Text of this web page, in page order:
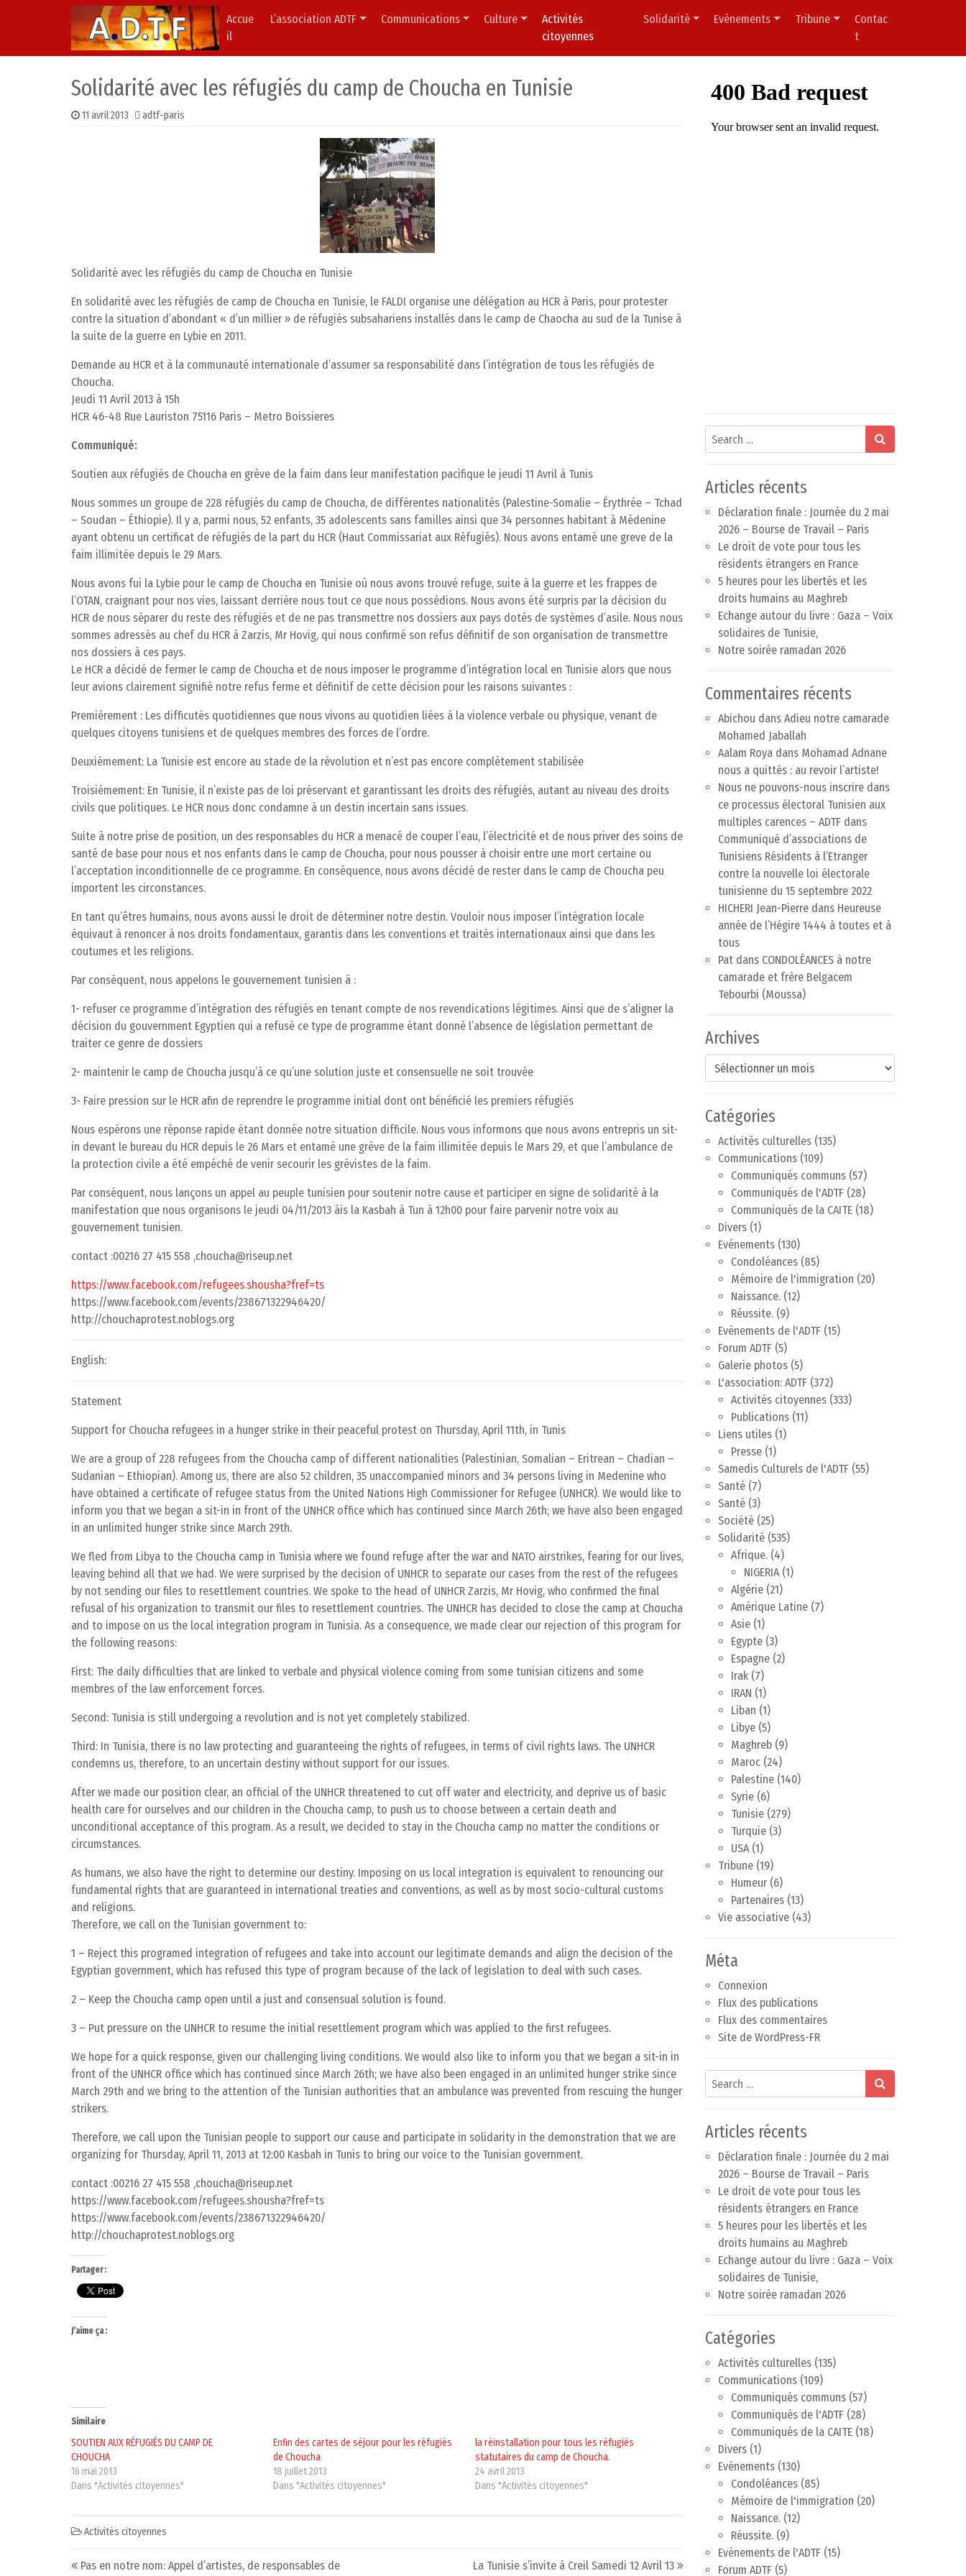
Skip to content
Main Navigation
Accue
il
L’association ADTF Communications Culture
Activités
citoyennes
Solidarité Evènements Tribune
Contac
t
Solidarité avec les réfugiés du camp de Choucha en Tunisie
11 avril 2013 adtf-paris
Solidarité avec les réfugiés du camp de Choucha en Tunisie
En solidarité avec les réfugiés de camp de Choucha en Tunisie, le FALDI organise une délégation au HCR à Paris, pour protester
contre la situation d’abondant « d’un millier » de réfugiés subsahariens installés dans le camp de Chaocha au sud de la Tunise à
la suite de la guerre en Lybie en 2011.
Demande au HCR et à la communauté internationale d’assumer sa responsabilité dans l’intégration de tous les réfugiés de
Choucha.
Jeudi 11 Avril 2013 à 15h
HCR 46-48 Rue Lauriston 75116 Paris – Metro Boissieres
Communiqué:
Soutien aux réfugiés de Choucha en grève de la faim dans leur manifestation pacifique le jeudi 11 Avril à Tunis
Nous sommes un groupe de 228 réfugiés du camp de Choucha, de différentes nationalités (Palestine-Somalie – Érythrée – Tchad
– Soudan – Éthiopie). Il y a, parmi nous, 52 enfants, 35 adolescents sans familles ainsi que 34 personnes habitant à Médenine
ayant obtenu un certificat de réfugiés de la part du HCR (Haut Commissariat aux Réfugiés). Nous avons entamé une greve de la
faim illimitée depuis le 29 Mars.
Nous avons fui la Lybie pour le camp de Choucha en Tunisie où nous avons trouvé refuge, suite à la guerre et les frappes de
l’OTAN, craignant pour nos vies, laissant derrière nous tout ce que nous possédions. Nous avons été surpris par la décision du
HCR de nous séparer du reste des réfugiés et de ne pas transmettre nos dossiers aux pays dotés de systèmes d’asile. Nous nous
sommes adressés au chef du HCR à Zarzis, Mr Hovig, qui nous confirmé son refus définitif de son organisation de transmettre
nos dossiers à ces pays.
Le HCR a décidé de fermer le camp de Choucha et de nous imposer le programme d’intégration local en Tunisie alors que nous
leur avions clairement signifié notre refus ferme et définitif de cette décision pour les raisons suivantes :
Premièrement : Les difficutés quotidiennes que nous vivons au quotidien liées à la violence verbale ou physique, venant de
quelques citoyens tunisiens et de quelques membres des forces de l’ordre.
Deuxièmement: La Tunisie est encore au stade de la révolution et n’est pas encore complètement stabilisée
Troisièmement: En Tunisie, il n’existe pas de loi préservant et garantissant les droits des réfugiés, autant au niveau des droits
civils que politiques. Le HCR nous donc condamne à un destin incertain sans issues.
Suite à notre prise de position, un des responsables du HCR a menacé de couper l’eau, l’électricité et de nous priver des soins de
santé de base pour nous et nos enfants dans le camp de Choucha, pour nous pousser à choisir entre une mort certaine ou
l’acceptation inconditionnelle de ce programme. En conséquence, nous avons décidé de rester dans le camp de Choucha peu
importent les circonstances.
En tant qu’êtres humains, nous avons aussi le droit de déterminer notre destin. Vouloir nous imposer l’intégration locale
équivaut à renoncer à nos droits fondamentaux, garantis dans les conventions et traités internationaux ainsi que dans les
coutumes et les religions.
Par conséquent, nous appelons le gouvernement tunisien à :
1- refuser ce programme d’intégration des réfugiés en tenant compte de nos revendications légitimes. Ainsi que de s’aligner la
décision du gouvernment Egyptien qui a refusé ce type de programme étant donné l’absence de législation permettant de
traiter ce genre de dossiers
2- maintenir le camp de Choucha jusqu’à ce qu’une solution juste et consensuelle ne soit trouvée
3- Faire pression sur le HCR afin de reprendre le programme initial dont ont bénéficié les premiers réfugiés
Nous espérons une réponse rapide étant donnée notre situation difficile. Nous vous informons que nous avons entrepris un sit-
in devant le bureau du HCR depuis le 26 Mars et entamé une grève de la faim illimitée depuis le Mars 29, et que l’ambulance de
la protection civile a été empéché de venir secourir les grévistes de la faim.
Par conséquent, nous lançons un appel au peuple tunisien pour soutenir notre cause et participer en signe de solidarité à la
manifestation que nous organisons le jeudi 04/11/2013 àis la Kasbah à Tun à 12h00 pour faire parvenir notre voix au
gouvernement tunisien.
contact :00216 27 415 558 ,choucha@riseup.net
https://www.facebook.com/refugees.shousha?fref=ts
https://www.facebook.com/events/238671322946420/
http://chouchaprotest.noblogs.org
English:
Statement
Support for Choucha refugees in a hunger strike in their peaceful protest on Thursday, April 11th, in Tunis
We are a group of 228 refugees from the Choucha camp of different nationalities (Palestinian, Somalian – Eritrean – Chadian –
Sudanian – Ethiopian). Among us, there are also 52 children, 35 unaccompanied minors and 34 persons living in Medenine who
have obtained a certificate of refugee status from the United Nations High Commissioner for Refugee (UNHCR). We would like to
inform you that we began a sit-in in front of the UNHCR office which has continued since March 26th; we have also been engaged
in an unlimited hunger strike since March 29th.
We fled from Libya to the Choucha camp in Tunisia where we found refuge after the war and NATO airstrikes, fearing for our lives,
leaving behind all that we had. We were surprised by the decision of UNHCR to separate our cases from the rest of the refugees
by not sending our files to resettlement countries. We spoke to the head of UNHCR Zarzis, Mr Hovig, who confirmed the final
refusal of his organization to transmit our files to resettlement countries. The UNHCR has decided to close the camp at Choucha
and to impose on us the local integration program in Tunisia. As a consequence, we made clear our rejection of this program for
the following reasons:
First: The daily difficulties that are linked to verbale and physical violence coming from some tunisian citizens and some
membres of the law enforcement forces.
Second: Tunisia is still undergoing a revolution and is not yet completely stabilized.
Third: In Tunisia, there is no law protecting and guaranteeing the rights of refugees, in terms of civil rights laws. The UNHCR
condemns us, therefore, to an uncertain destiny without support for our issues.
After we made our position clear, an official of the UNHCR threatened to cut off water and electricity, and deprive us of basic
health care for ourselves and our children in the Choucha camp, to push us to choose between a certain death and
unconditional acceptance of this program. As a result, we decided to stay in the Choucha camp no matter the conditions or
circumstances.
As humans, we also have the right to determine our destiny. Imposing on us local integration is equivalent to renouncing our
fundamental rights that are guaranteed in international treaties and conventions, as well as by most socio-cultural customs
and religions.
Therefore, we call on the Tunisian government to:
1 – Reject this programed integration of refugees and take into account our legitimate demands and align the decision of the
Egyptian government, which has refused this type of program because of the lack of legislation to deal with such cases.
2 – Keep the Choucha camp open until a just and consensual solution is found.
3 – Put pressure on the UNHCR to resume the initial resettlement program which was applied to the first refugees.
We hope for a quick response, given our challenging living conditions. We would also like to inform you that we began a sit-in in
front of the UNHCR office which has continued since March 26th; we have also been engaged in an unlimited hunger strike since
March 29th and we bring to the attention of the Tunisian authorities that an ambulance was prevented from rescuing the hunger
strikers.
Therefore, we call upon the Tunisian people to support our cause and participate in solidarity in the demonstration that we are
organizing for Thursday, April 11, 2013 at 12:00 Kasbah in Tunis to bring our voice to the Tunisian government.
contact :00216 27 415 558 ,choucha@riseup.net
https://www.facebook.com/refugees.shousha?fref=ts
https://www.facebook.com/events/238671322946420/
http://chouchaprotest.noblogs.org
Partager :
J’aime ça :
Similaire
SOUTIEN AUX RÉFUGIÉS DU CAMP DE
CHOUCHA
16 mai 2013
Dans "Activités citoyennes"
Enfin des cartes de séjour pour les réfugiés
de Choucha
18 juillet 2013
Dans "Activités citoyennes"
la réinstallation pour tous les réfugiés
statutaires du camp de Choucha.
24 avril 2013
Dans "Activités citoyennes"
Activités citoyennes
Post navigation
Pas en notre nom: Appel d’artistes, de responsables de La Tunisie s’invite à Creil Samedi 12 Avril 13
Search
Articles récents
Déclaration finale : Journée du 2 mai
2026 – Bourse de Travail – Paris
Le droit de vote pour tous les
résidents étrangers en France
5 heures pour les libertés et les
droits humains au Maghreb
Echange autour du livre : Gaza – Voix
solidaires de Tunisie,
Notre soirée ramadan 2026
Commentaires récents
Abichou dans Adieu notre camarade
Mohamed Jaballah
Aalam Roya dans Mohamad Adnane
nous a quittés : au revoir l’artiste!
Nous ne pouvons-nous inscrire dans
ce processus électoral Tunisien aux
multiples carences – ADTF dans
Communiqué d’associations de
Tunisiens Résidents à l’Etranger
contre la nouvelle loi électorale
tunisienne du 15 septembre 2022
HICHERI Jean-Pierre dans Heureuse
année de l’Hégire 1444 à toutes et à
tous
Pat dans CONDOLÉANCES à notre
camarade et frère Belgacem
Tebourbi (Moussa)
Archives
Archives
Catégories
Activités culturelles (135)
Communications (109)
Communiqués communs (57)
Communiqués de l'ADTF (28)
Communiqués de la CAITE (18)
Divers (1)
Evénements (130)
Condoléances (85)
Mémoire de l'immigration (20)
Naissance. (12)
Réussite. (9)
Evènements de l'ADTF (15)
Forum ADTF (5)
Galerie photos (5)
L'association: ADTF (372)
Activités citoyennes (333)
Publications (11)
Liens utiles (1)
Presse (1)
Samedis Culturels de l'ADTF (55)
Santé (7)
Santé (3)
Société (25)
Solidarité (535)
Afrique. (4)
NIGERIA(1)
Algérie (21)
Amérique Latine (7)
Asie (1)
Egypte (3)
Espagne (2)
Irak (7)
IRAN (1)
Liban (1)
Libye (5)
Maghreb (9)
Maroc (24)
Palestine (140)
Syrie (6)
Tunisie (279)
Turquie (3)
USA(1)
Tribune (19)
Humeur (6)
Partenaires (13)
Vie associative (43)
Méta
Connexion
Flux des publications
Flux des commentaires
Site de WordPress-FR
Search
Articles récents
Déclaration finale : Journée du 2 mai
2026 – Bourse de Travail – Paris
Le droit de vote pour tous les
résidents étrangers en France
5 heures pour les libertés et les
droits humains au Maghreb
Echange autour du livre : Gaza – Voix
solidaires de Tunisie,
Notre soirée ramadan 2026
Catégories
Activités culturelles (135)
Communications (109)
Communiqués communs (57)
Communiqués de l'ADTF (28)
Communiqués de la CAITE (18)
Divers (1)
Evénements (130)
Condoléances (85)
Mémoire de l'immigration (20)
Naissance. (12)
Réussite. (9)
Evènements de l'ADTF (15)
Forum ADTF (5)